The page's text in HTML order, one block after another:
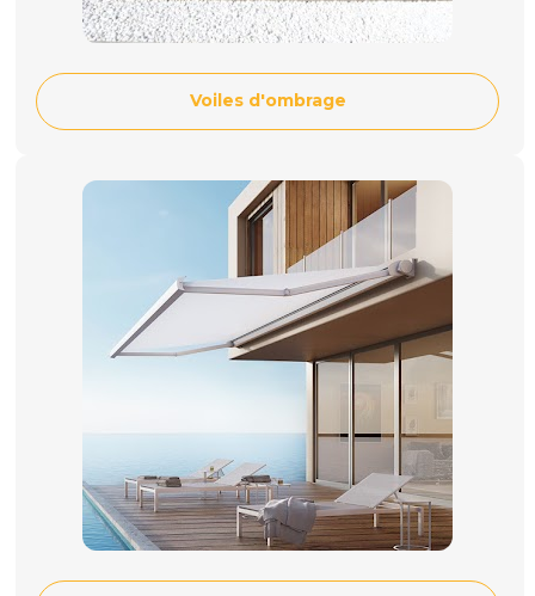
Voiles d'ombrage